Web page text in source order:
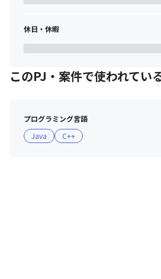
休日・休暇
このPJ・案件で使われてい
プログラミング言語
Java
C++